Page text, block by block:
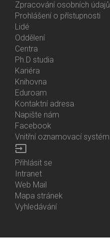
Zpracování osobních údajů
Prohlášení o přístupnosti
Bottom
Menu
Contacts
Lidé
Oddělení
Centra
Ph.D studia
Kariéra
Knihovna
Eduroam
Kontaktní adresa
Napište nám
Facebook
Vnitřní oznamovací systém
input
Bottom
Menu
Login
Přihlásit se
Intranet
Web Mail
Mapa stránek
Vyhledávání